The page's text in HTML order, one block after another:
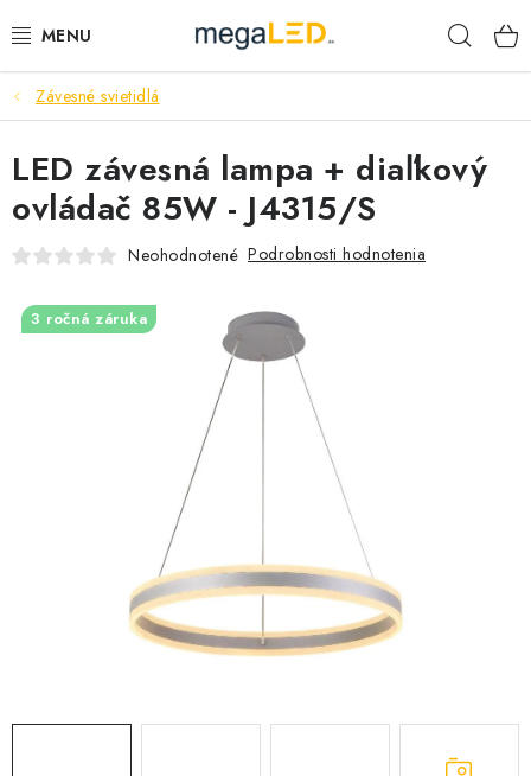
na
PRIEMYSEL
SVIETIDLÁ
ŽIAROVKY A TRUBICE
SAMSUNG SVIETIDLÁ
SOLÁRNE SYSTÉMY
SEZÓNNE VÝPREDAJE POĽNOPOTREBY
OBCHODNÉ PODMIENKY
Závesné svietidlá
LED závesná lampa + diaľkový
ovládač 85W - J4315/S
Neohodnotené Podrobnosti hodnotenia
3 ročná záruka